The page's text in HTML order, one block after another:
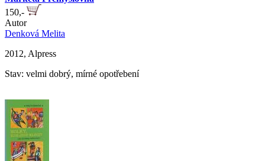
150,-
Autor
Denková Melita
2012, Alpress
Stav: velmi dobrý, mírné opotřebení